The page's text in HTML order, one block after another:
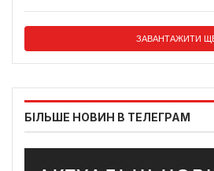
ЗАВАНТАЖИТИ
БІЛЬШЕ НОВИН В ТЕЛЕГРАМ